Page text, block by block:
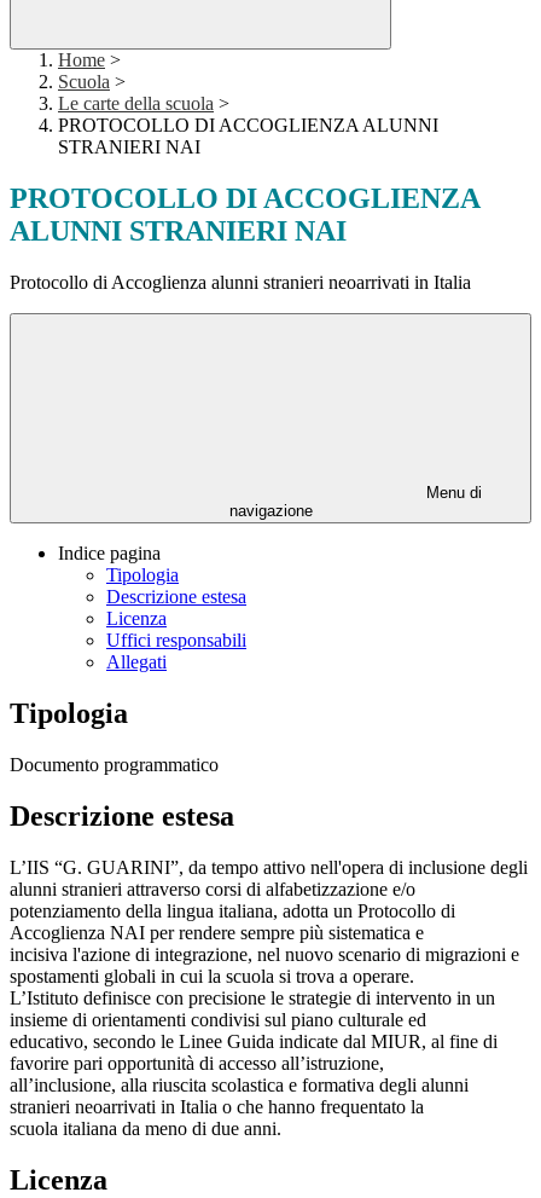
Home >
Scuola >
Le carte della scuola >
PROTOCOLLO DI ACCOGLIENZA ALUNNI
STRANIERI NAI
PROTOCOLLO DI ACCOGLIENZA
ALUNNI STRANIERI NAI
Protocollo di Accoglienza alunni stranieri neoarrivati in Italia
Menu di
navigazione
Indice pagina
Tipologia
Descrizione estesa
Licenza
Uffici responsabili
Allegati
Tipologia
Documento programmatico
Descrizione estesa
L’IIS “G. GUARINI”, da tempo attivo nell'opera di inclusione degli
alunni stranieri attraverso corsi di alfabetizzazione e/o
potenziamento della lingua italiana, adotta un Protocollo di
Accoglienza NAI per rendere sempre più sistematica e
incisiva l'azione di integrazione, nel nuovo scenario di migrazioni e
spostamenti globali in cui la scuola si trova a operare.
L’Istituto definisce con precisione le strategie di intervento in un
insieme di orientamenti condivisi sul piano culturale ed
educativo, secondo le Linee Guida indicate dal MIUR, al fine di
favorire pari opportunità di accesso all’istruzione,
all’inclusione, alla riuscita scolastica e formativa degli alunni
stranieri neoarrivati in Italia o che hanno frequentato la
scuola italiana da meno di due anni.
Licenza